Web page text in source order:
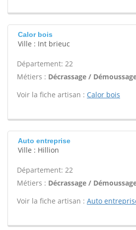
Calor bois
Ville : Int brieuc
Département: 22
Métiers : Décrassage /
Voir la fiche artisan : Calor bois
Auto entreprise
Ville : Hillion
Département: 22
Métiers : Décrassage /
Voir la fiche artisan : Auto